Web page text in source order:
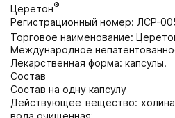
Церетон®
Регистрационный номер: ЛСР-
Торговое наименование:
Международное
Лекарственная форма: капсулы.
Состав
Состав на одну капсулу
Действующее вещество: